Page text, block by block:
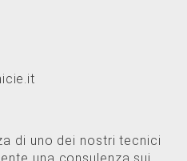
di uno dei nostri tecnici
una consulenza sui